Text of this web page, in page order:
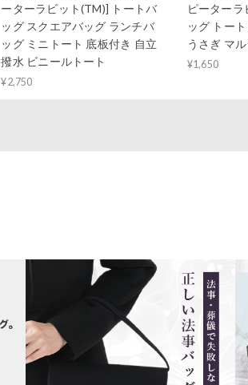
ーターラビット(TM)] トートバ
ッグ スクエアバッグ ランチバ
ッグ ミニトート 底板付き 自立
撥水 ビニールトート
¥2,750
ピーター
ッグ トー
うさぎ マ
¥1,650